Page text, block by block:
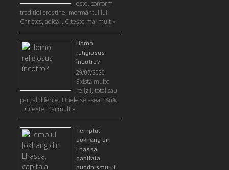
este, conform
tradiţiei creştine, mormântul lui
Christos, adică …Citeşte mai mult »
Homo
religiosus
încotro?
29/07/2026
Există multe
religii, total sau
parţial diferite. Unele se aseamănă.
…Citeşte mai mult »
Templul
Jokhang din
Lhassa,
capitala
buddhismului